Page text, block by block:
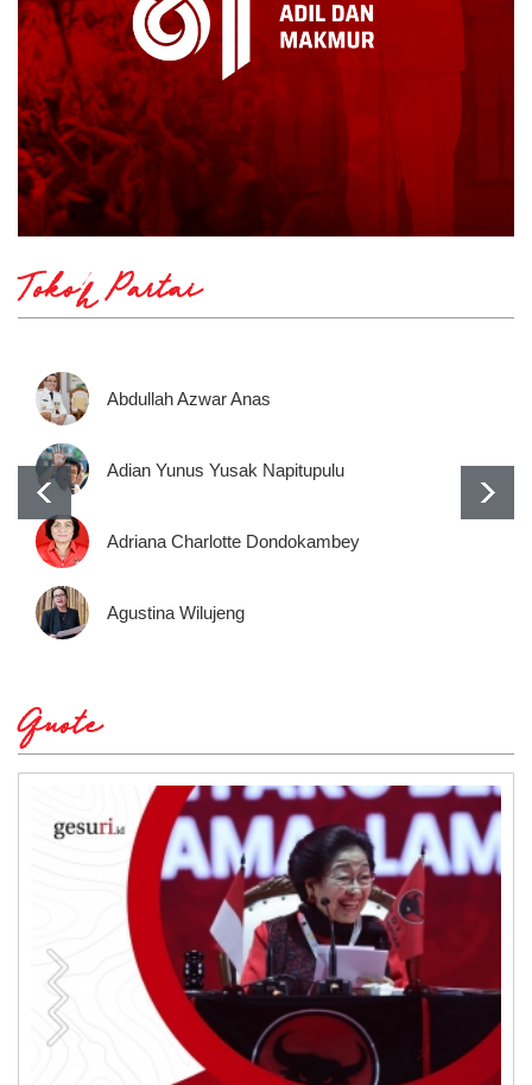
Tokoh Partai
Abdullah Azwar Anas
Adian Yunus Yusak Napitupulu
Adriana Charlotte Dondokambey
Agustina Wilujeng
Quote